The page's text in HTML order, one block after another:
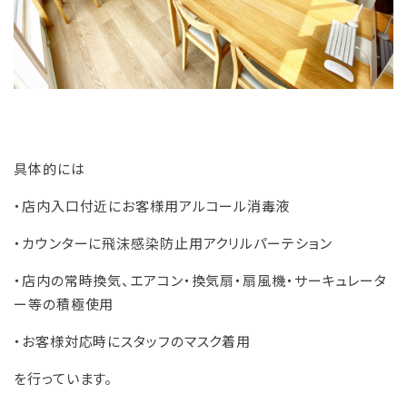
具体的には
・店内入口付近にお客様用アルコール消毒液
・カウンターに飛沫感染防止用アクリルパーテション
・店内の常時換気、エアコン・換気扇・扇風機・サーキュレータ
ー等の積極使用
・お客様対応時にスタッフのマスク着用
を行っています。